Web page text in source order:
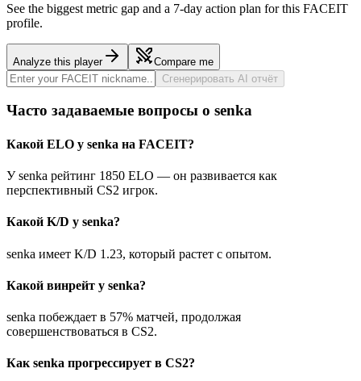
See the biggest metric gap and a 7-day action plan for this FACEIT
profile.
Analyze this player
Compare me
Сгенерировать AI отчёт
Часто задаваемые вопросы о senka
Какой ELO у senka на FACEIT?
У senka рейтинг 1850 ELO — он развивается как
перспективный CS2 игрок.
Какой K/D у senka?
senka имеет K/D 1.23, который растет с опытом.
Какой винрейт у senka?
senka побеждает в 57% матчей, продолжая
совершенствоваться в CS2.
Как senka прогрессирует в CS2?